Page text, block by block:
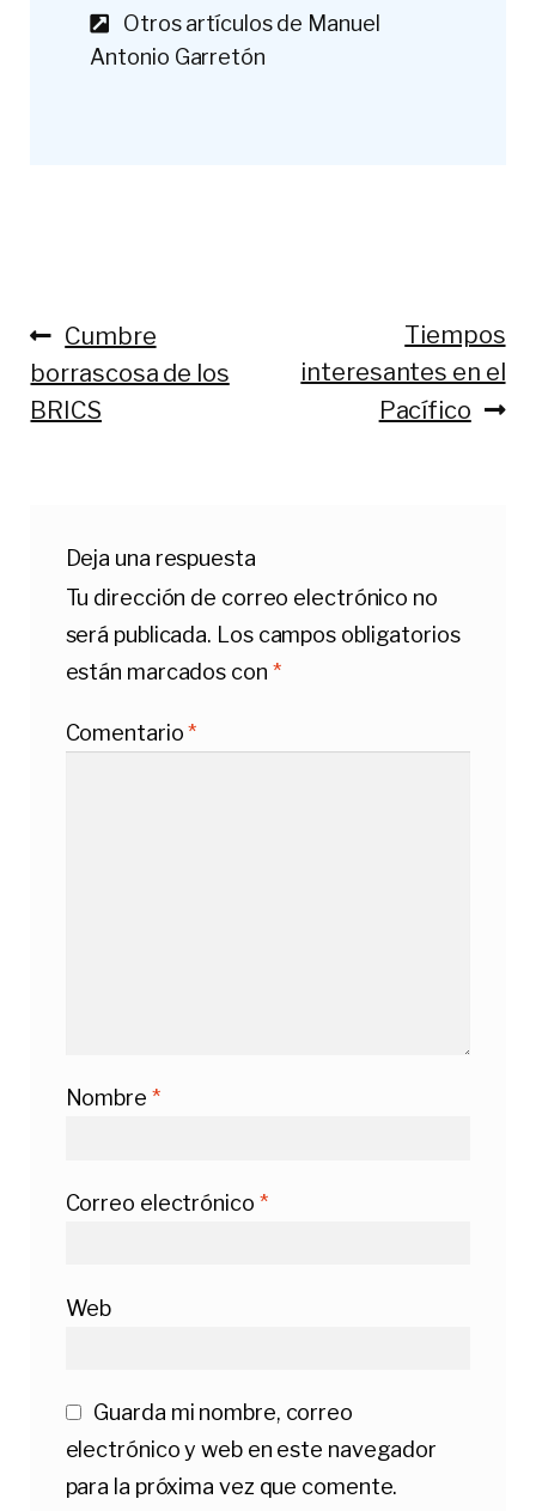
Otros artículos de Manuel
Antonio Garretón
Navegación
de
entradas
Anterior:
Cumbre
borrascosa de los
BRICS
Siguiente:
Tiempos
interesantes en el
Pacífico
Deja una respuesta
Tu dirección de correo electrónico no
será publicada. Los campos obligatorios
están marcados con *
Comentario*
Nombre *
Correo electrónico *
Web
Guarda mi nombre, correo
electrónico y web en este navegador
para la próxima vez que comente.